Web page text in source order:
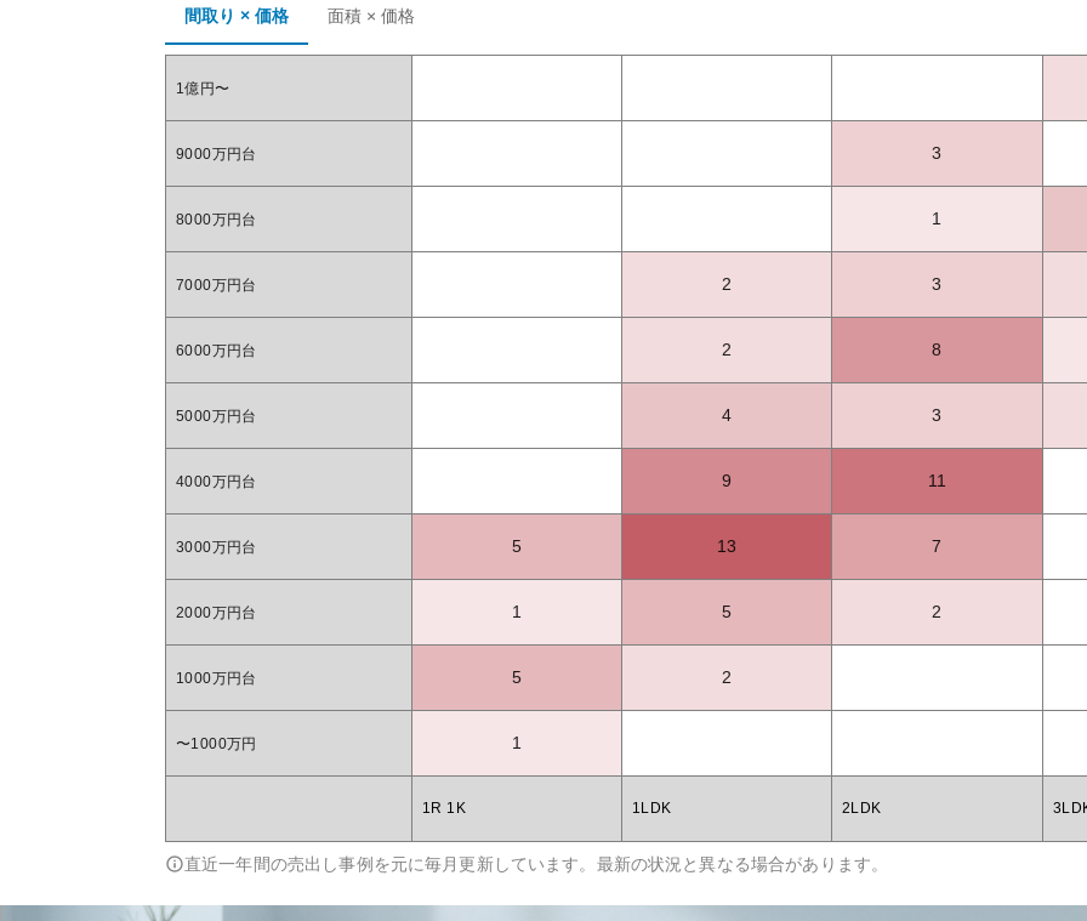
間取り × 価格 面積 × 価格
1億円〜
9000万円台 3
8000万円台 1
7000万円台 2 3
6000万円台 2 8
5000万円台 4 3
4000万円台 9 11
3000万円台 5 13 7
2000万円台 1 5 2
1000万円台 5 2
〜1000万円 1
1R 1K 1LDK 2LDK
直近一年間の売出し事例を元に毎月更新しています。最新の状況と異なる場合があります。